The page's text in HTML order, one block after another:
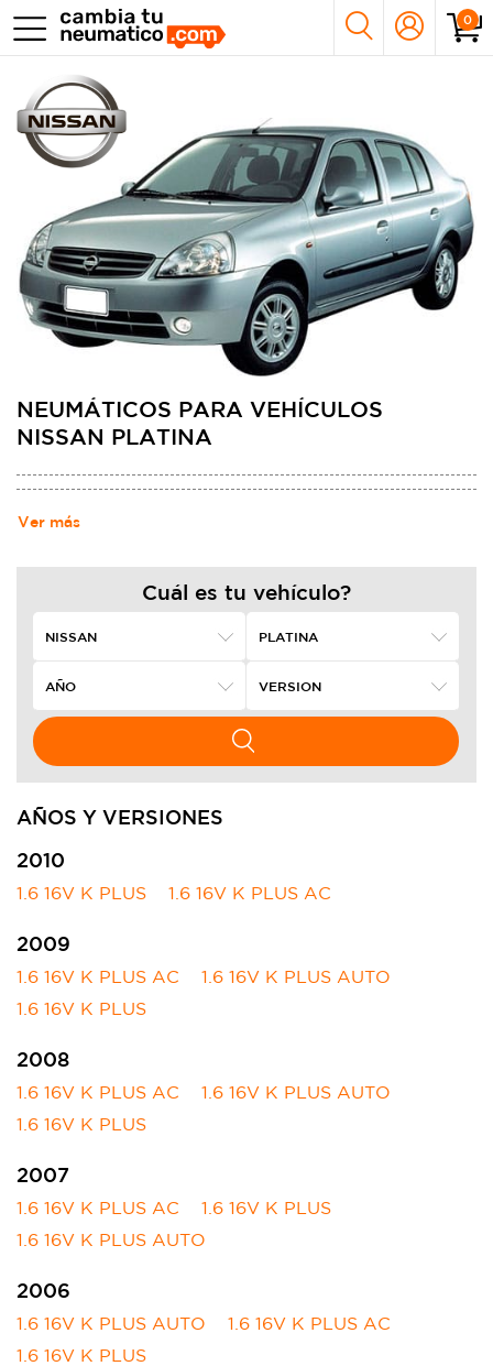
0
NEUMÁTICOS PARA VEHÍCULOS
NISSAN PLATINA
Ver más
Cuál es tu vehículo?
AÑOS Y VERSIONES
2010
1.6 16V K PLUS 1.6 16V K PLUS AC
2009
1.6 16V K PLUS AC
1.6 16V K PLUS AUTO
1.6 16V K PLUS
2008
1.6 16V K PLUS AC
1.6 16V K PLUS AUTO
1.6 16V K PLUS
2007
1.6 16V K PLUS AC
1.6 16V K PLUS
1.6 16V K PLUS AUTO
2006
1.6 16V K PLUS AUTO
1.6 16V K PLUS AC
1.6 16V K PLUS